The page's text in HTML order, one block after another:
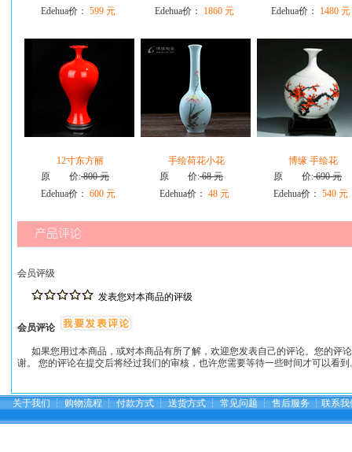
Edehua价： 599 元
Edehua价：
1860 元
Edehua价：
1480 元
12寸东方丽
原 价:800 元
Edehua价： 600 元
手绘荷花小花
原 价:68 元
Edehua价： 48 元
博缘 手绘花
原 价:690 元
Edehua价： 540 元
会员评级
发表您对本商品的评级
会员评论
如果您用过本商品，或对本商品有所了解，欢迎您发表自己的评论。您的评
谢。 您的评论在提交后将经过我们的审核，也许您需要等待一些时间才可以看
关于我们 ┆ 购物流程 ┆ 付款方式 ┆ 送货方式 ┆ 常见问题 ┆ 售后服务 ┆ 联系我